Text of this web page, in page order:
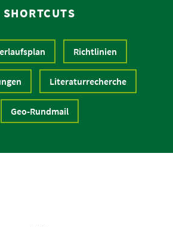
SHORTCUTS
Richtlinien
Literaturrecherche
Geo-Rundmail